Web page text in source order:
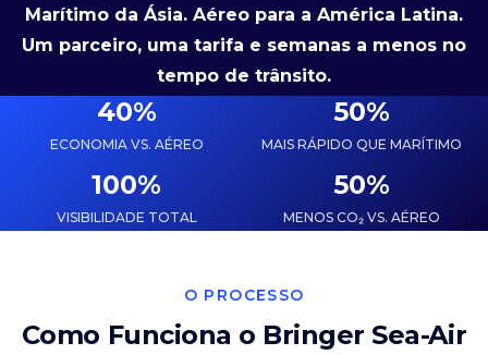
Marítimo da Ásia. Aéreo para a América Latina.
Um parceiro, uma tarifa e semanas a menos no
tempo de trânsito.
40%
ECONOMIA VS. AÉREO
50%
MAIS RÁPIDO QUE MARÍTIMO
100%
VISIBILIDADE TOTAL
50%
MENOS CO₂ VS. AÉREO
O PROCESSO
Como Funciona o Bringer Sea-Air